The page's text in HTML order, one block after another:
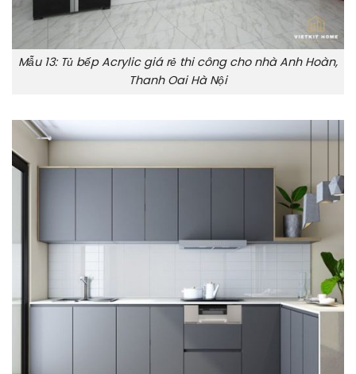
Mẫu 13: Tủ bếp Acrylic giá rẻ thi công cho nhà Anh Hoàn,
Thanh Oai Hà Nội